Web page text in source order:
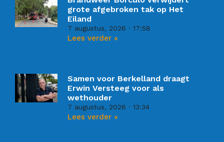
grote afgebroken tak op Het
Eiland
7 augustus, 2026 17:58
Lees verder »
Samen voor Berkelland draagt
Erwin Versteeg voor als
wethouder
7 augustus, 2026 13:34
Lees verder »